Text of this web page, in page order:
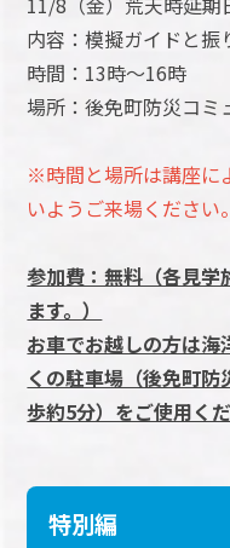
内容：模擬ガイドと振
時間：13時～16時
場所：後免町防災コミ
※時間と場所は講座に
いようご来場ください。
参加費：無料（各見学
ます。）
お車でお越しの方は海
くの駐車場（後免町
歩約5分）をご使用くだ
特別編